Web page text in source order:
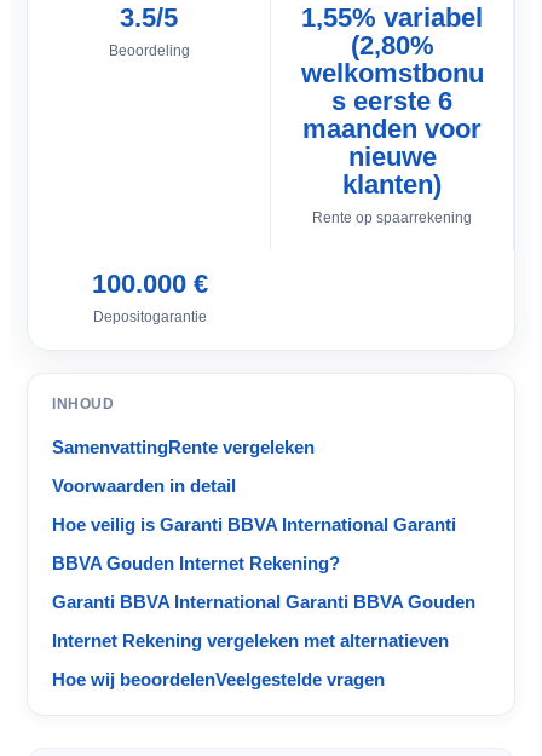
3.5/5
Beoordeling
1,55% variabel
(2,80%
welkomstbonu
s eerste 6
maanden voor
nieuwe
klanten)
Rente op spaarrekening
100.000 €
Depositogarantie
INHOUD
SamenvattingRente vergeleken
Voorwaarden in detail
Hoe veilig is Garanti BBVA International Garanti
BBVA Gouden Internet Rekening?
Garanti BBVA International Garanti BBVA Gouden
Internet Rekening vergeleken met alternatieven
Hoe wij beoordelenVeelgestelde vragen